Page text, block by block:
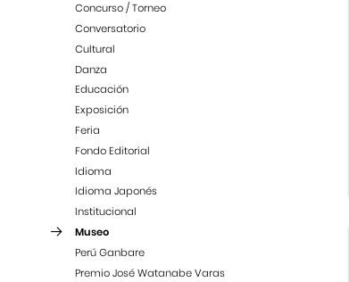
Concurso / Torneo
Conversatorio
Cultural
Danza
Educación
Exposición
Feria
Fondo Editorial
Idioma
Idioma Japonés
Institucional
Museo
Perú Ganbare
Premio José Watanabe Varas